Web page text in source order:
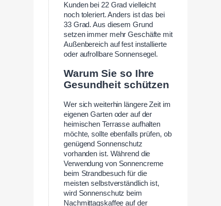
Kunden bei 22 Grad vielleicht
noch toleriert. Anders ist das bei
33 Grad. Aus diesem Grund
setzen immer mehr Geschäfte mit
Außenbereich auf fest installierte
oder aufrollbare Sonnensegel.
Warum Sie so Ihre
Gesundheit schützen
Wer sich weiterhin längere Zeit im
eigenen Garten oder auf der
heimischen Terrasse aufhalten
möchte, sollte ebenfalls prüfen, ob
genügend Sonnenschutz
vorhanden ist. Während die
Verwendung von Sonnencreme
beim Strandbesuch für die
meisten selbstverständlich ist,
wird Sonnenschutz beim
Nachmittagskaffee auf der